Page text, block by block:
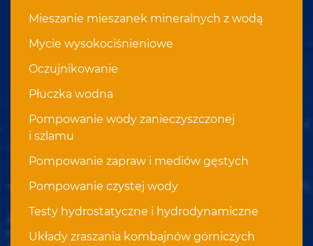
Mieszanie mieszanek mineralnych z wodą
Mycie wysokociśnieniowe
Oczujnikowanie
Płuczka wodna
Pompowanie wody zanieczyszczonej
i szlamu
Pompowanie zapraw i mediów gęstych
Pompowanie czystej wody
Testy hydrostatyczne i hydrodynamiczne
Układy zraszania kombajnów górniczych